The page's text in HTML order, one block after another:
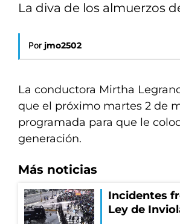
La diva de los almuerzos
Por jmo2502
La conductora Mirtha
que el próximo martes 2 de
programada para que le
generación.
Más noticias
Incidentes
Ley de